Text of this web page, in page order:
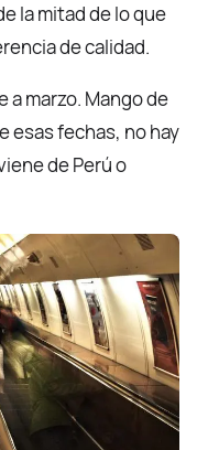
la mitad de lo que
de calidad.
a marzo. Mango de
esas fechas, no hay
de Perú o